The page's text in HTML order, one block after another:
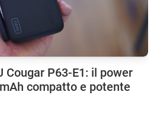
Cougar P63-E1: il power
compatto e potente